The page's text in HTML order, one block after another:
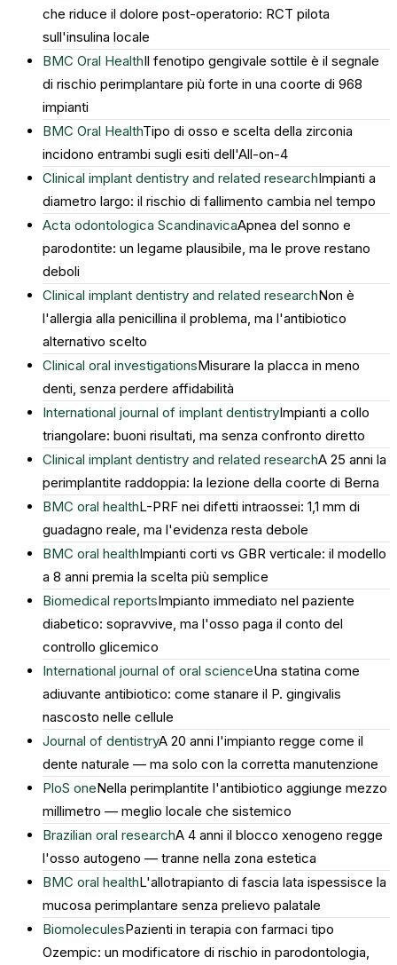
che riduce il dolore post-operatorio: RCT pilota
sull'insulina locale
BMC Oral HealthIl fenotipo gengivale sottile è il segnale
di rischio perimplantare più forte in una coorte di 968
impianti
BMC Oral HealthTipo di osso e scelta della zirconia
incidono entrambi sugli esiti dell'All-on-4
Clinical implant dentistry and related researchImpianti a
diametro largo: il rischio di fallimento cambia nel tempo
Acta odontologica ScandinavicaApnea del sonno e
parodontite: un legame plausibile, ma le prove restano
deboli
Clinical implant dentistry and related researchNon è
l'allergia alla penicillina il problema, ma l'antibiotico
alternativo scelto
Clinical oral investigationsMisurare la placca in meno
denti, senza perdere affidabilità
International journal of implant dentistryImpianti a collo
triangolare: buoni risultati, ma senza confronto diretto
Clinical implant dentistry and related researchA 25 anni la
perimplantite raddoppia: la lezione della coorte di Berna
BMC oral healthL-PRF nei difetti intraossei: 1,1 mm di
guadagno reale, ma l'evidenza resta debole
BMC oral healthImpianti corti vs GBR verticale: il modello
a 8 anni premia la scelta più semplice
Biomedical reportsImpianto immediato nel paziente
diabetico: sopravvive, ma l'osso paga il conto del
controllo glicemico
International journal of oral scienceUna statina come
adiuvante antibiotico: come stanare il P. gingivalis
nascosto nelle cellule
Journal of dentistryA 20 anni l'impianto regge come il
dente naturale — ma solo con la corretta manutenzione
PloS oneNella perimplantite l'antibiotico aggiunge mezzo
millimetro — meglio locale che sistemico
Brazilian oral researchA 4 anni il blocco xenogeno regge
l'osso autogeno — tranne nella zona estetica
BMC oral healthL'allotrapianto di fascia lata ispessisce la
mucosa perimplantare senza prelievo palatale
BiomoleculesPazienti in terapia con farmaci tipo
Ozempic: un modificatore di rischio in parodontologia,